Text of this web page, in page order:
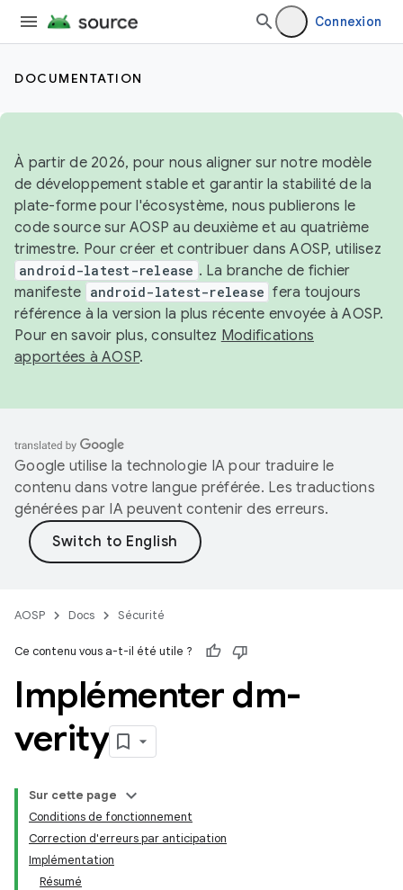
Connexion
DOCUMENTATION
À partir de 2026, pour nous aligner sur notre modèle
de développement stable et garantir la stabilité de la
plate-forme pour l'écosystème, nous publierons le
code source sur AOSP au deuxième et au quatrième
trimestre. Pour créer et contribuer dans AOSP, utilisez
android-latest-release . La branche de fichier
manifeste android-latest-release fera toujours
référence à la version la plus récente envoyée à AOSP.
Pour en savoir plus, consultez Modifications
apportées à AOSP.
Google utilise la technologie IA pour traduire le
contenu dans votre langue préférée. Les traductions
générées par IA peuvent contenir des erreurs.
AOSP Docs Sécurité
Ce contenu vous a-t-il été utile ?
Implémenter dm-
verity
Sur cette page
Conditions de fonctionnement
Correction d'erreurs par anticipation
Implémentation
Résumé